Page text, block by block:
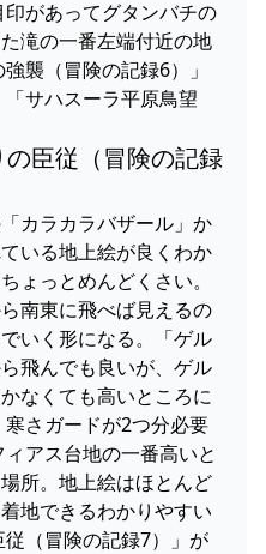
があってグタンバチの
滝の一番左端付近の地
襲（冒険の記録6）」
サハスーラ平原鳥望
臣従（冒険の記録
カラカラバザール」か
いる地上絵が良くわか
ょっとめんどくさい。
南東に飛べば見えるの
いく形になる。「ゲル
飛んでも良いが、ゲル
なくても高いところに
さガードが2つ分必要
アス台地の一番高いと
所。地上絵はほとんど
地できるわかりやすい
（冒険の記録7）」が